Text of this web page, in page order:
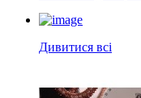
Дивитися всі